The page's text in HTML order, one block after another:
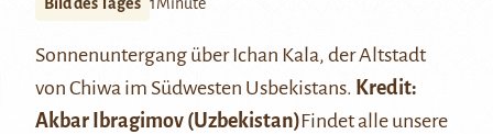
Sonnenuntergang über Ichan Kala, der Altstadt
von Chiwa im Südwesten Usbekistans. Kredit:
Akbar Ibragimov (Uzbekistan)Findet alle unsere